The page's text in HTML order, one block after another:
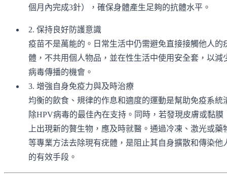
個月內完成3針），確保身體產生足夠的抗體水平。
2. 保持良好防護意識
疫苗不是萬能的。日常生活中仍需避免直接接觸他人的
體，不共用個人物品，並在性生活中使用安全套，以減
病毒傳播的機會。
3. 增強自身免疫力與及時治療
均衡的飲食、規律的作息和適度的運動是幫助免疫系統
除HPV病毒的最佳內在支持。同時，若發現皮膚或黏膜
上出現新的贅生物，應及時就醫。通過冷凍、激光或藥
等專業方法去除現有疣體，是阻止其自身擴散和傳染他
的有效手段。